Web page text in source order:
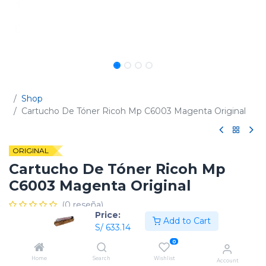
Price:
S/ 633.14
Add to Cart
Home Search
0
Wishlist Account
Shop
Cartucho De Tóner Ricoh Mp C6003 Magenta Original
ORIGINAL
Cartucho De Tóner Ricoh Mp
C6003 Magenta Original
(0 reseña)
841851 / 841867 / 841855